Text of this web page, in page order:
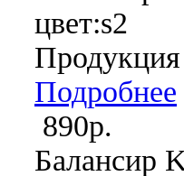
цвет:s2
Продукция
Подробнее
890р.
Балансир